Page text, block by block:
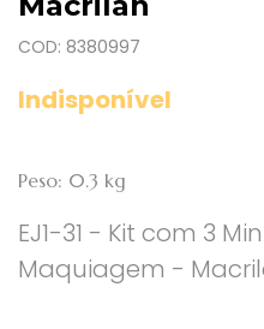
COD: 8380997
Indisponível
Peso: 0.3 kg
EJ1-31 - Kit com 3
Maquiagem -